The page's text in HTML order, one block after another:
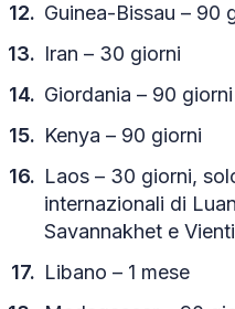
Guinea-Bissau – 90
Iran – 30 giorni
Giordania – 90 giorni
Kenya – 90 giorni
Laos – 30 giorni,
internazionali di
Savannakhet e
Libano – 1 mese